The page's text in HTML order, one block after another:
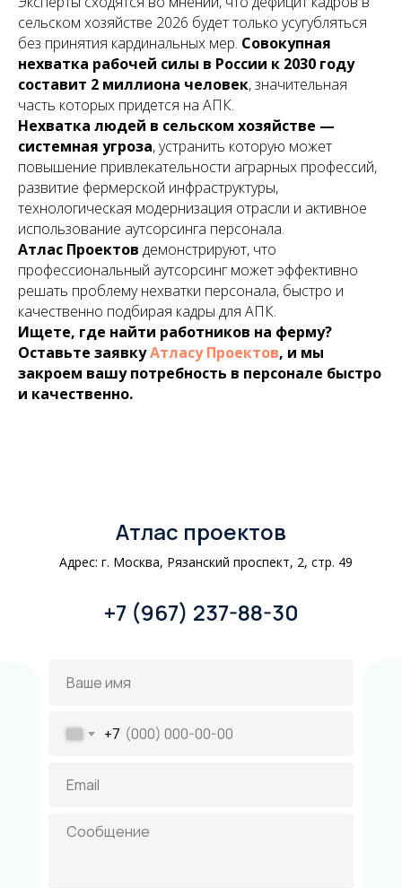
сельском хозяйстве 2026 будет только усугубляться
без принятия кардинальных мер. Совокупная
нехватка рабочей силы в России к 2030 году
составит 2 миллиона человек, значительная
часть которых придется на АПК.
Нехватка людей в сельском хозяйстве —
системная угроза, устранить которую может
повышение привлекательности аграрных профессий,
развитие фермерской инфраструктуры,
технологическая модернизация отрасли и активное
использование аутсорсинга персонала.
Атлас Проектов демонстрируют, что
профессиональный аутсорсинг может эффективно
решать проблему нехватки персонала, быстро и
качественно подбирая кадры для АПК.
Ищете, где найти работников на ферму?
Оставьте заявкуАтласу Проектов, и мы
закроем вашу потребность в персонале быстро
и качественно.
+7 (967) 237-88-30
Атлас проектов
Адрес: г. Москва, Рязанский проспект, 2, стр. 49
+7